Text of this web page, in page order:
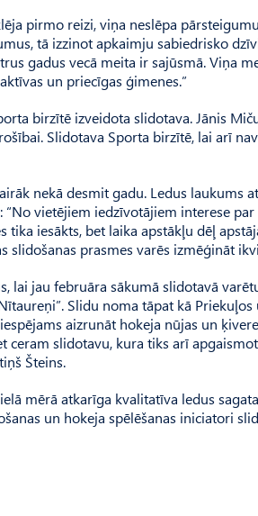
pirmo reizi, viņa neslēpa
tā izzinot apkaimju sabiedrisko
gadus vecā meita ir sajūsmā. Viņa
un priecīgas ģimenes.”
birzītē izveidota slidotava. Jānis
Slidotava Sporta birzītē, lai arī
nekā desmit gadu. Ledus laukums
vietējiem iedzīvotājiem interese
iesākts, bet laika apstākļu dēļ
prasmes varēs izmēģināt
lai jau februāra sākumā slidotavā
Slidu noma tāpat kā Priekuļos
aizrunāt hokeja nūjas un
slidotavu, kura tiks arī
Šteins.
mērā atkarīga kvalitatīva ledus
un hokeja spēlēšanas iniciatori